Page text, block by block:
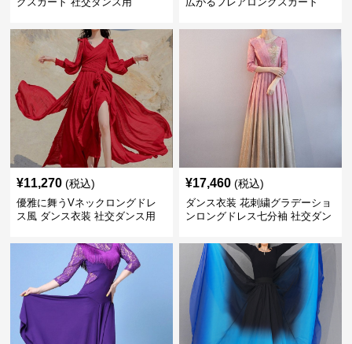
¥11,270 (税込)
優雅に舞うVネックロングドレ
ス風 ダンス衣装 社交ダンス用
¥17,460 (税込)
ダンス衣装 花刺繍グラデーショ
ンロングドレス七分袖 社交ダン